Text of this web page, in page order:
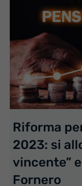
Riforma
2023: si
vincente”
Fornero